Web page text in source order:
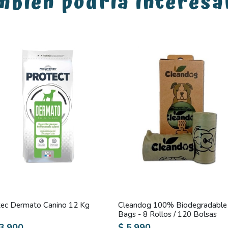
Dermato Canino 12 Kg
Cleandog 100% Biodegradable
Bags - 8 Rollos / 120 Bolsas